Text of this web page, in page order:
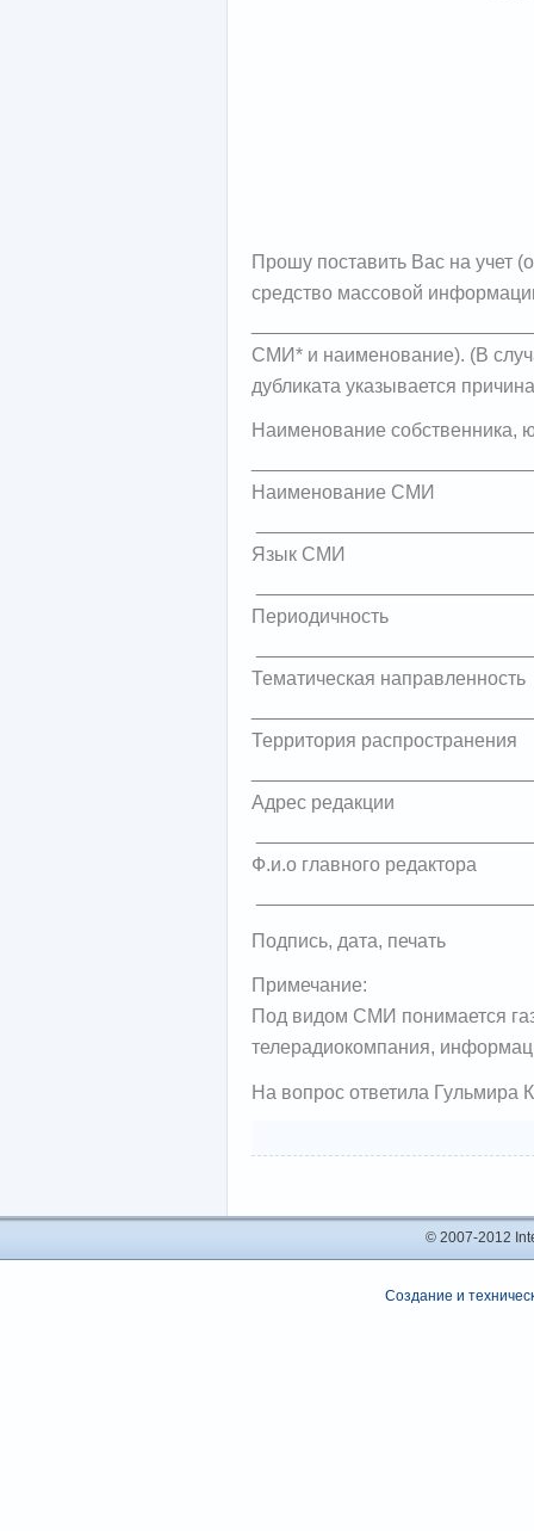
Прошу поставить Вас на учет
средство массовой
СМИ* и наименование). (В
дубликата указывается
Наименование собственника,
Наименование СМИ
Язык СМИ
Периодичность
Тематическая направленность
Территория распространения
Адрес редакции
Ф.и.о главного редактора
Подпись, дата, печать
Примечание:
Под видом СМИ понимается
телерадиокомпания,
На вопрос ответила Гульмира
© 2007-2012
Создание и